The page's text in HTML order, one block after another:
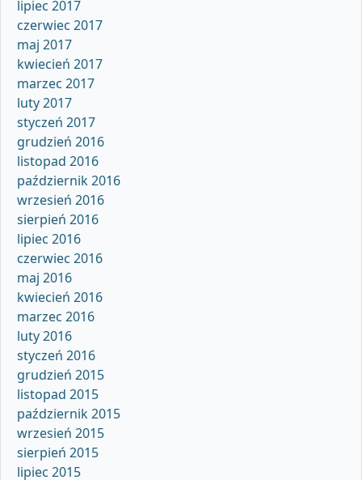
lipiec 2017
czerwiec 2017
maj 2017
kwiecień 2017
marzec 2017
luty 2017
styczeń 2017
grudzień 2016
listopad 2016
październik 2016
wrzesień 2016
sierpień 2016
lipiec 2016
czerwiec 2016
maj 2016
kwiecień 2016
marzec 2016
luty 2016
styczeń 2016
grudzień 2015
listopad 2015
październik 2015
wrzesień 2015
sierpień 2015
lipiec 2015